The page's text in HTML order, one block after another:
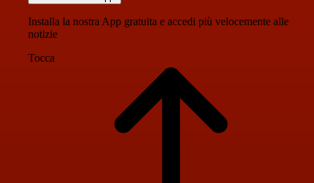
Installa la nostra App gratuita e accedi più velocemente alle
notizie
Tocca